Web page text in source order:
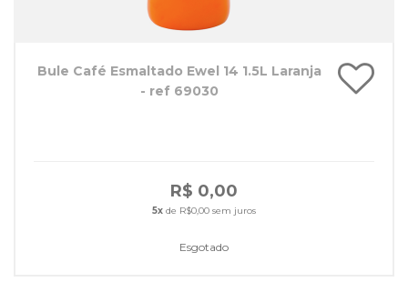
Bule Café Esmaltado Ewel 14 1.5L Laranja
- ref 69030
R$ 0,00
5x de R$0,00 sem juros
Esgotado